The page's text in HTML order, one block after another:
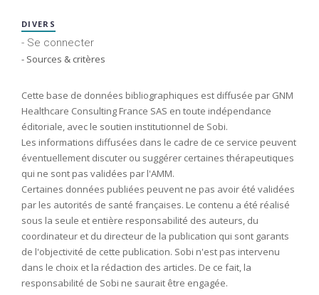
DIVERS
- Se connecter
- Sources & critères
Cette base de données bibliographiques est diffusée par GNM
Healthcare Consulting France SAS en toute indépendance
éditoriale, avec le soutien institutionnel de Sobi.
Les informations diffusées dans le cadre de ce service peuvent
éventuellement discuter ou suggérer certaines thérapeutiques
qui ne sont pas validées par l'AMM.
Certaines données publiées peuvent ne pas avoir été validées
par les autorités de santé françaises. Le contenu a été réalisé
sous la seule et entière responsabilité des auteurs, du
coordinateur et du directeur de la publication qui sont garants
de l'objectivité de cette publication. Sobi n'est pas intervenu
dans le choix et la rédaction des articles. De ce fait, la
responsabilité de Sobi ne saurait être engagée.